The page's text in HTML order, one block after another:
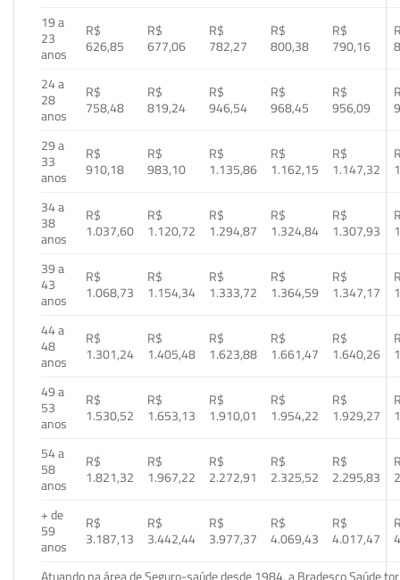
19 a
23
anos
R$
626,85
R$
677,06
R$
782,27
R$
800,38
R$
790,16
24 a
28
anos
R$
758,48
R$
819,24
R$
946,54
R$
968,45
R$
956,09
29 a
33
anos
R$
910,18
R$
983,10
R$
1.135,86
R$
1.162,15
R$
1.147,32
34 a
38
anos
R$
1.037,60
R$
1.120,72
R$
1.294,87
R$
1.324,84
R$
1.307,93
39 a
43
anos
R$
1.068,73
R$
1.154,34
R$
1.333,72
R$
1.364,59
R$
1.347,17
44 a
48
anos
R$
1.301,24
R$
1.405,48
R$
1.623,88
R$
1.661,47
R$
1.640,26
49 a
53
anos
R$
1.530,52
R$
1.653,13
R$
1.910,01
R$
1.954,22
R$
1.929,27
54 a
58
anos
R$
1.821,32
R$
1.967,22
R$
2.272,91
R$
2.325,52
R$
2.295,83
+ de
59
anos
R$
3.187,13
R$
3.442,44
R$
3.977,37
R$
4.069,43
R$
4.017,47